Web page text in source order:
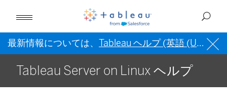
最新情報については、 Tableau ヘルプ (英語 (US)) を
Tableau Server on Linux ヘルプ